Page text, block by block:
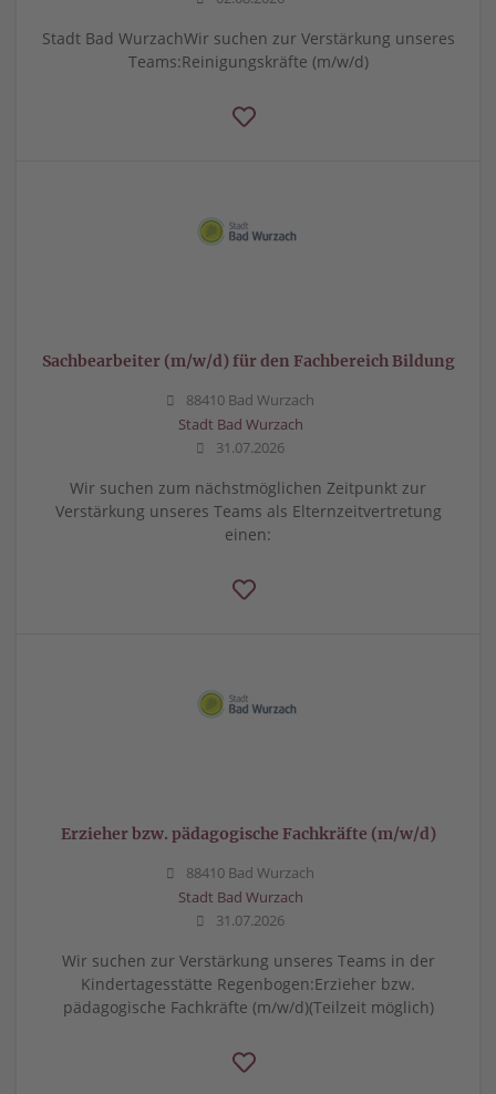
Stadt Bad WurzachWir suchen zur Verstärkung unseres
Teams:Reinigungskräfte (m/w/d)
Sachbearbeiter (m/w/d) für den Fachbereich Bildung
88410 Bad Wurzach
Stadt Bad Wurzach
31.07.2026
Wir suchen zum nächstmöglichen Zeitpunkt zur
Verstärkung unseres Teams als Elternzeitvertretung
einen:
Erzieher bzw. pädagogische Fachkräfte (m/w/d)
88410 Bad Wurzach
Stadt Bad Wurzach
31.07.2026
Wir suchen zur Verstärkung unseres Teams in der
Kindertagesstätte Regenbogen:Erzieher bzw.
pädagogische Fachkräfte (m/w/d)(Teilzeit möglich)